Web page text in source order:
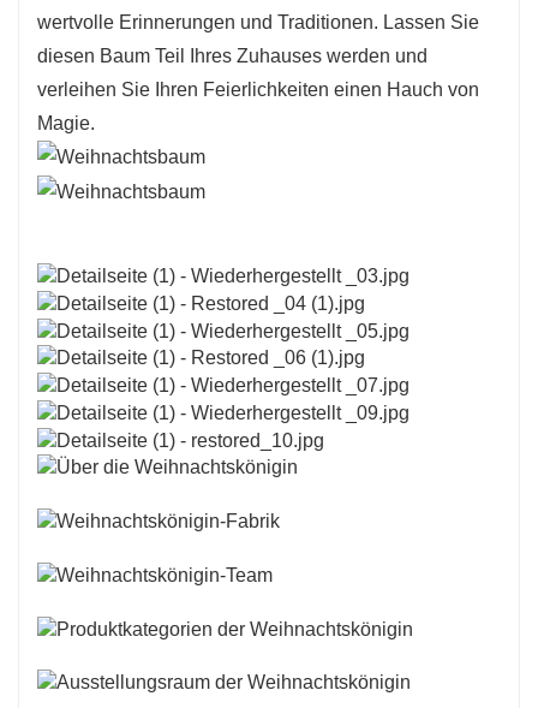
wertvolle Erinnerungen und Traditionen. Lassen Sie
diesen Baum Teil Ihres Zuhauses werden und
verleihen Sie Ihren Feierlichkeiten einen Hauch von
Magie.